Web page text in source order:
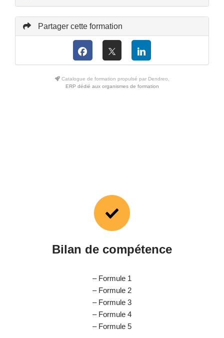
Partager cette formation
Catalogue de formation propulsé par Dendreo,
ERP dédié aux organismes de formation
Bilan de compétence
– Formule 1
– Formule 2
– Formule 3
– Formule 4
– Formule 5